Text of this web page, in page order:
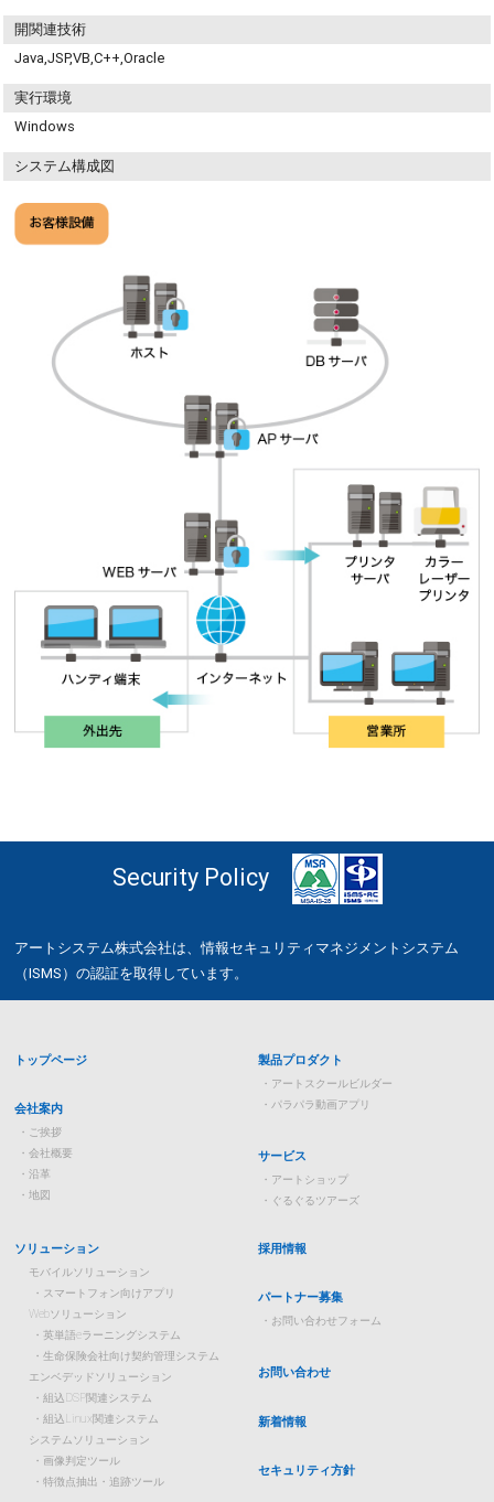
開関連技術
Java,JSP,VB,C++,Oracle
実行環境
Windows
システム構成図
Security Policy
アートシステム株式会社は、情報セキュリティマネジメントシステム
（ISMS）の認証を取得しています。
トップページ
会社案内
ご挨拶
会社概要
沿革
地図
製品プロダクト
アートスクールビルダー
パラパラ動画アプリ
サービス
アートショップ
ぐるぐるツアーズ
ソリューション
モバイルソリューション
スマートフォン向けアプリ
Webソリューション
英単語eラーニングシステム
生命保険会社向け契約管理システム
エンベデッドソリューション
組込DSP関連システム
組込Linux関連システム
システムソリューション
画像判定ツール
特徴点抽出・追跡ツール
採用情報
パートナー募集
お問い合わせフォーム
お問い合わせ
新着情報
セキュリティ方針